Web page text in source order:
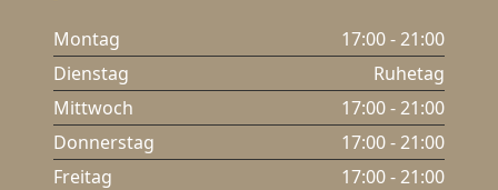
Montag
17:00 - 21:00
Dienstag
Ruhetag
Mittwoch
17:00 - 21:00
Donnerstag
17:00 - 21:00
Freitag
17:00 - 21:00